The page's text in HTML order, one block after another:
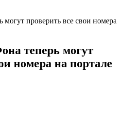
проверить все cвои номера
теперь могут
номера на портале